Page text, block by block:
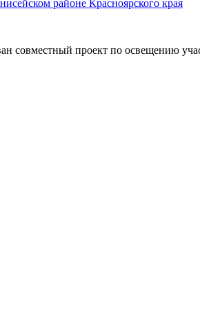
районе Красноярского края
совместный проект по освещению